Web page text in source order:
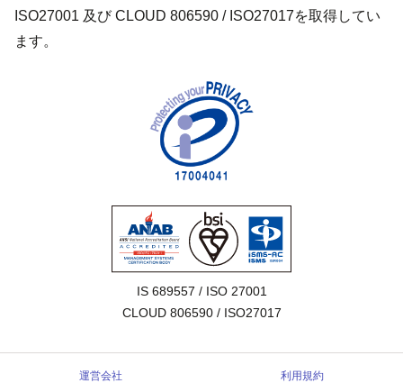
ISO27001 及び CLOUD 806590 / ISO27017を取得してい
ます。
IS 689557 / ISO 27001
CLOUD 806590 / ISO27017
運営会社 利用規約